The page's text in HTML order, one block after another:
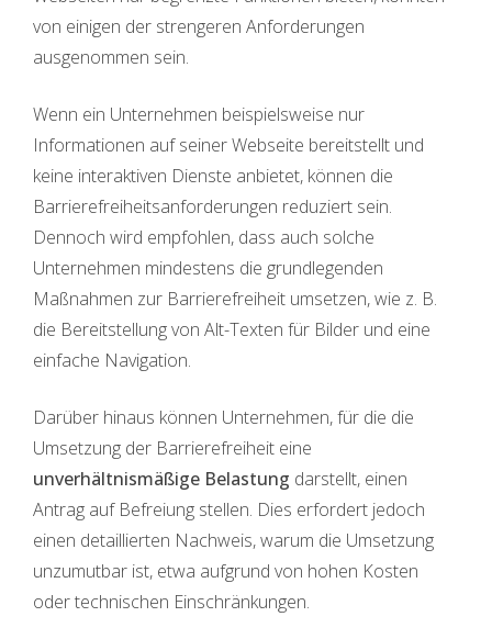
von einigen der strengeren Anforderungen
ausgenommen sein.
Wenn ein Unternehmen beispielsweise nur
Informationen auf seiner Webseite bereitstellt und
keine interaktiven Dienste anbietet, können die
Barrierefreiheitsanforderungen reduziert sein.
Dennoch wird empfohlen, dass auch solche
Unternehmen mindestens die grundlegenden
Maßnahmen zur Barrierefreiheit umsetzen, wie z. B.
die Bereitstellung von Alt-Texten für Bilder und eine
einfache Navigation.
Darüber hinaus können Unternehmen, für die die
Umsetzung der Barrierefreiheit eine
unverhältnismäßige Belastung darstellt, einen
Antrag auf Befreiung stellen. Dies erfordert jedoch
einen detaillierten Nachweis, warum die Umsetzung
unzumutbar ist, etwa aufgrund von hohen Kosten
oder technischen Einschränkungen.